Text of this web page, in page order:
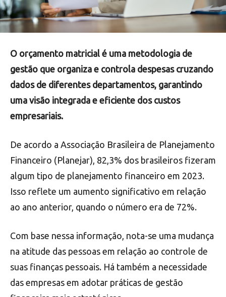
O orçamento matricial é uma metodologia de
gestão que organiza e controla despesas cruzando
dados de diferentes departamentos, garantindo
uma visão integrada e eficiente dos custos
empresariais.
De acordo a Associação Brasileira de Planejamento
Financeiro (Planejar), 82,3% dos brasileiros fizeram
algum tipo de planejamento financeiro em 2023.
Isso reflete um aumento significativo em relação
ao ano anterior, quando o número era de 72%.
Com base nessa informação, nota-se uma mudança
na atitude das pessoas em relação ao controle de
suas finanças pessoais. Há também a necessidade
das empresas em adotar práticas de gestão